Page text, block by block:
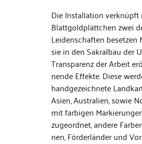
Die Instal­la­tion
Blatt­gold­plätt­chen zwei
Lei­den­schaf­ten
sie in den Sakral­bau der
Trans­pa­renz der Arbeit
nende Effekte. Diese
hand­ge­zeich­nete
Asien, Aus­tra­lien, sowie
mit far­bi­gen
zuge­ord­net, andere
nen, För­der­län­der und